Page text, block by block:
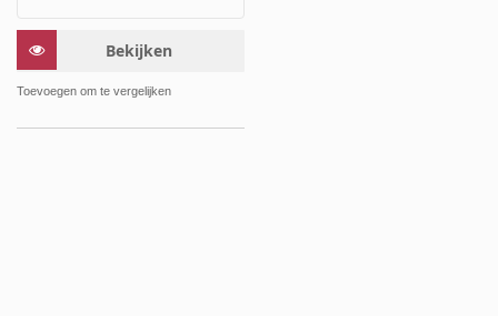
Bekijken
Toevoegen om te vergelijken